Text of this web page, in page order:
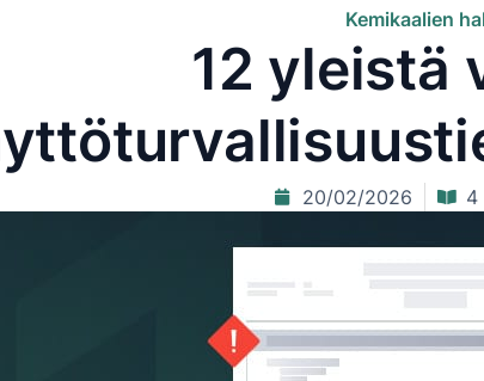
Kemikaalien
12 yleistä
20/02/2026 4